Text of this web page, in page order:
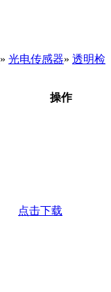
» 光电传感器» 透明检
操作
点击下载